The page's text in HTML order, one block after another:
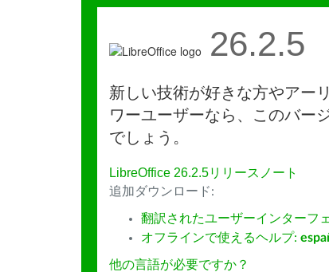
26.2.5
新しい技術が好きな方やアー
ワーユーザーなら、このバー
でしょう。
LibreOffice 26.2.5リリースノート
追加ダウンロード:
翻訳されたユーザーインターフ
オフラインで使えるヘルプ:
他の言語が必要ですか？